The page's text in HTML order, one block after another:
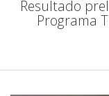
Resultado
Programa